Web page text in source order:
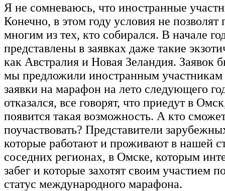
Я не сомневаюсь, что иностранные
Конечно, в этом году условия не позволят
многим из тех, кто собирался. В начале
представлены в заявках даже такие
как Австралия и Новая Зеландия. Заявок
мы предложили иностранным участникам
заявки на марафон на лето следующего
отказался, все говорят, что приедут в
появится такая возможность. А кто
поучаствовать? Представители
которые работают и проживают в нашей
соседних регионах, в Омске, которым
забег и которые захотят своим участием
статус международного марафона.